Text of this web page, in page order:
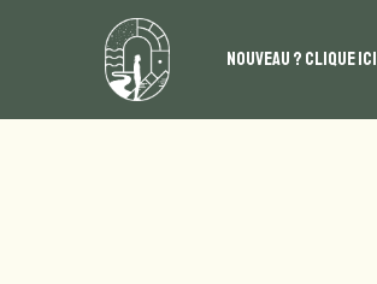
NOUVEAU ? CLIQUE